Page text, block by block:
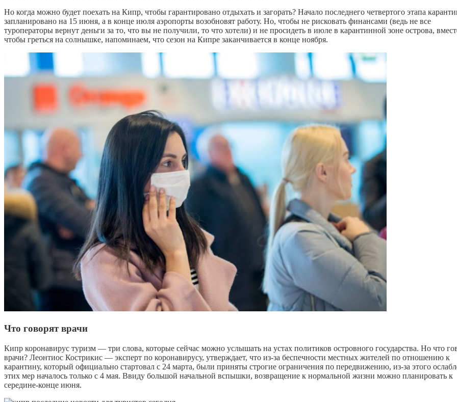
Но когда можно будет поехать на Кипр, чтобы гарантировано отдыхать и загорать? Начало последнего четвертого этапа
запланировано на 15 июня, а в конце июля аэропорты возобновят работу. Но, чтобы не рисковать финансами (ведь не все
туроператоры вернут деньги за то, что вы не получили, то что хотели) и не просидеть в июле в карантинной зоне острова,
чтобы греться на солнышке, напоминаем, что сезон на Кипре заканчивается в конце ноября.
Что говорят врачи
Кипр коронавирус туризм — три слова, которые сейчас можно услышать на устах политиков островного государства. Но что
врачи? Леонтиос Кострикис — эксперт по коронавирусу, утверждает, что из-за беспечности местных жителей по отношению к
карантину, который официально стартовал с 24 марта, были приняты строгие ограничения по передвижению, из-за этого
этих мер началось только с 4 мая. Ввиду большой начальной вспышки, возвращение к нормальной жизни можно планировать к
середине-конце июня.